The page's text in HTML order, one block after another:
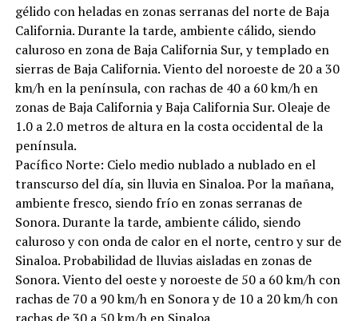
gélido con heladas en zonas serranas del norte de Baja
California. Durante la tarde, ambiente cálido, siendo
caluroso en zona de Baja California Sur, y templado en
sierras de Baja California. Viento del noroeste de 20 a 30
km/h en la península, con rachas de 40 a 60 km/h en
zonas de Baja California y Baja California Sur. Oleaje de
1.0 a 2.0 metros de altura en la costa occidental de la
península.
Pacífico Norte: Cielo medio nublado a nublado en el
transcurso del día, sin lluvia en Sinaloa. Por la mañana,
ambiente fresco, siendo frío en zonas serranas de
Sonora. Durante la tarde, ambiente cálido, siendo
caluroso y con onda de calor en el norte, centro y sur de
Sinaloa. Probabilidad de lluvias aisladas en zonas de
Sonora. Viento del oeste y noroeste de 50 a 60 km/h con
rachas de 70 a 90 km/h en Sonora y de 10 a 20 km/h con